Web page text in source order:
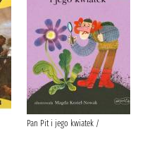
Pan Pit i jego kwiatek /